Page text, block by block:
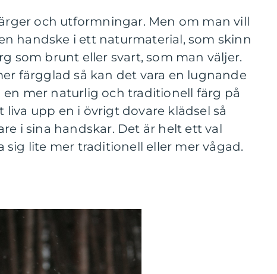
och utformningar. Men om man vill
handske i ett naturmaterial, som skinn
som brunt eller svart, som man väljer.
färgglad så kan det vara en lugnande
mer naturlig och traditionell färg på
upp en i övrigt dovare klädsel så
i sina handskar. Det är helt ett val
sig lite mer traditionell eller mer vågad.